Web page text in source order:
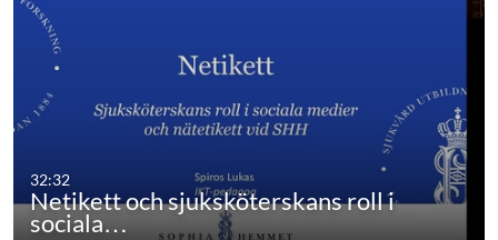
32:32
Netikett och sjuksköterskans roll i
sociala…